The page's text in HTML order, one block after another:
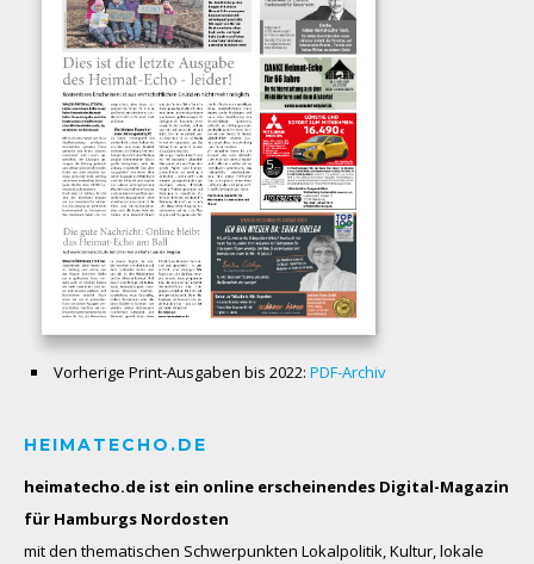
Vorherige Print-Ausgaben bis 2022: PDF-Archiv
HEIMATECHO.DE
heimatecho.de ist ein online erscheinendes Digital-Magazin
für Hamburgs Nordosten
mit den thematischen Schwerpunkten Lokalpolitik, Kultur, lokale